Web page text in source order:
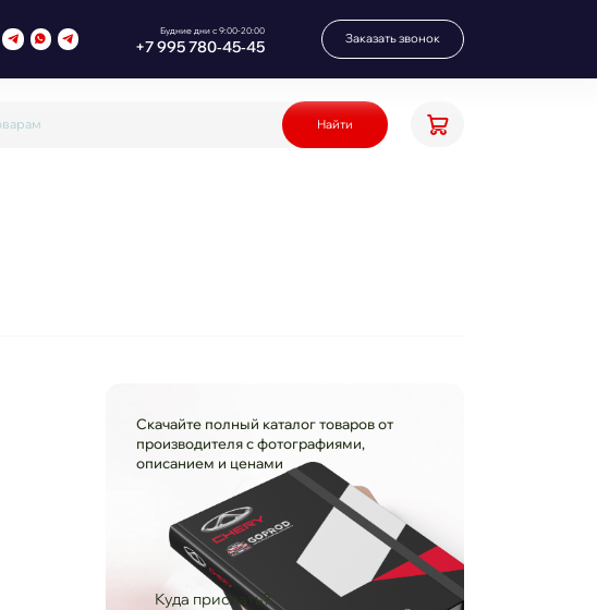
Будние дни с 9:00-20:00
+7 995 780‑45‑45 Заказать звонок
Найти
Скачайте полный каталог товаров от
производителя с фотографиями,
описанием и ценами
Куда прислать?